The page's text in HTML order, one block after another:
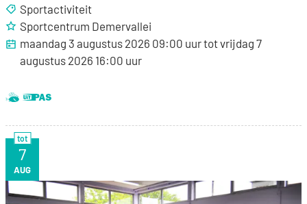
Sportactiviteit
Sportcentrum Demervallei
maandag 3 augustus 2026 09:00 uurtotvrijdag 7
augustus 2026 16:00 uur
Samen met kinderen eropuit!
tot
VR
7
AUG
Sportkamp tafeltennis/omnisport